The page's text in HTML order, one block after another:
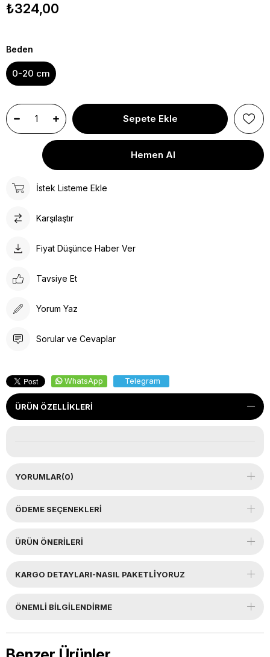
₺324,00
Beden
0-20 cm
İstek Listeme Ekle
Karşılaştır
Fiyat Düşünce Haber Ver
Tavsiye Et
Yorum Yaz
Sorular ve Cevaplar
WhatsApp Telegram
ÜRÜN ÖZELLIKLERI
YORUMLAR(0)
ÖDEME SEÇENEKLERI
ÜRÜN ÖNERILERI
KARGO DETAYLARI-NASIL PAKETLİYORUZ
ÖNEMLI BILGILENDIRME